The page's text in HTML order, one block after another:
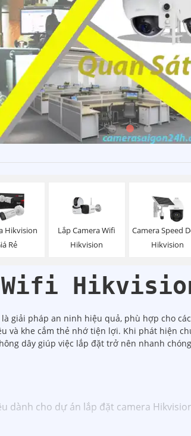
Hikvision
Rẻ
Lắp Camera Wifi
Hikvision
Camera Speed
Hikvision
Wifi
giải pháp an ninh hiệu quả, phù hợp cho
và khe cắm thẻ nhớ tiện lợi. Khi phát hiện
dây giúp việc lắp đặt trở nên nhanh
dành cho dự án lắp đặt camera